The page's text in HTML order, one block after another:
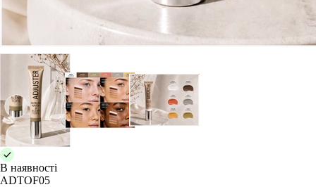
В наявності
ADTOF05